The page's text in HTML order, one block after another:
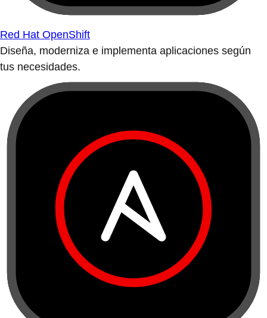
Red Hat OpenShift
Diseña, moderniza e implementa aplicaciones según
tus necesidades.